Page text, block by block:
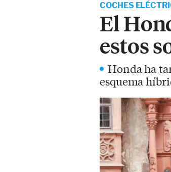
COCHES
El
estos
Honda ha
esquema